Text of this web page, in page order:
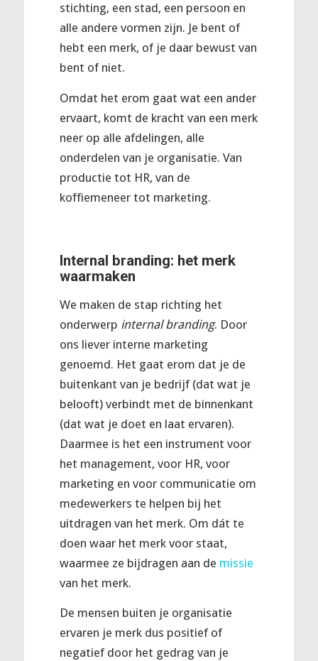
stichting, een stad, een persoon en
alle andere vormen zijn. Je bent of
hebt een merk, of je daar bewust van
bent of niet.
Omdat het erom gaat wat een ander
ervaart, komt de kracht van een merk
neer op alle afdelingen, alle
onderdelen van je organisatie. Van
productie tot HR, van de
koffiemeneer tot marketing.
Internal branding: het merk
waarmaken
We maken de stap richting het
onderwerp internal branding. Door
ons liever interne marketing
genoemd. Het gaat erom dat je de
buitenkant van je bedrijf (dat wat je
belooft) verbindt met de binnenkant
(dat wat je doet en laat ervaren).
Daarmee is het een instrument voor
het management, voor HR, voor
marketing en voor communicatie om
medewerkers te helpen bij het
uitdragen van het merk. Om dát te
doen waar het merk voor staat,
waarmee ze bijdragen aan de missie
van het merk.
De mensen buiten je organisatie
ervaren je merk dus positief of
negatief door het gedrag van je